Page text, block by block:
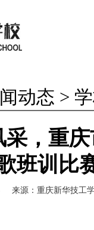
动态 >
，重
班训比
来源： 重庆新华技工